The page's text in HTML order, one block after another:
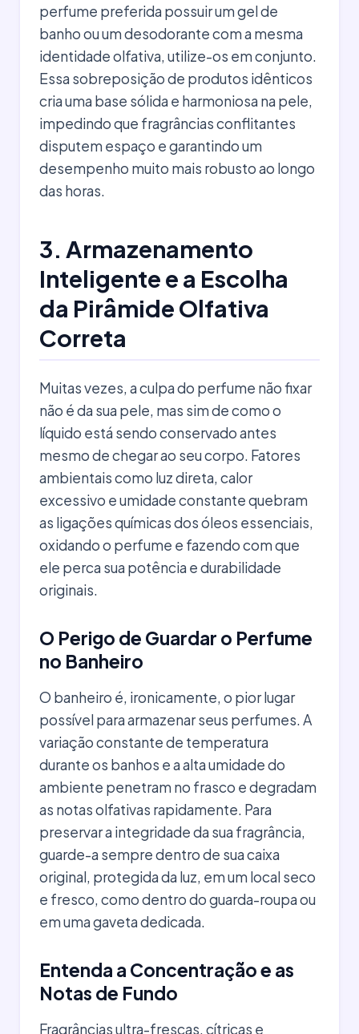
perfume preferida possuir um gel de
banho ou um desodorante com a mesma
identidade olfativa, utilize-os em conjunto.
Essa sobreposição de produtos idênticos
cria uma base sólida e harmoniosa na pele,
impedindo que fragrâncias conflitantes
disputem espaço e garantindo um
desempenho muito mais robusto ao longo
das horas.
3. Armazenamento
Inteligente e a Escolha
da Pirâmide Olfativa
Correta
Muitas vezes, a culpa do perfume não fixar
não é da sua pele, mas sim de como o
líquido está sendo conservado antes
mesmo de chegar ao seu corpo. Fatores
ambientais como luz direta, calor
excessivo e umidade constante quebram
as ligações químicas dos óleos essenciais,
oxidando o perfume e fazendo com que
ele perca sua potência e durabilidade
originais.
O Perigo de Guardar o Perfume
no Banheiro
O banheiro é, ironicamente, o pior lugar
possível para armazenar seus perfumes. A
variação constante de temperatura
durante os banhos e a alta umidade do
ambiente penetram no frasco e degradam
as notas olfativas rapidamente. Para
preservar a integridade da sua fragrância,
guarde-a sempre dentro de sua caixa
original, protegida da luz, em um local seco
e fresco, como dentro do guarda-roupa ou
em uma gaveta dedicada.
Entenda a Concentração e as
Notas de Fundo
Fragrâncias ultra-frescas, cítricas e